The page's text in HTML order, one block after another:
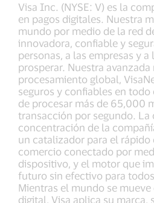
Visa Inc. (NYSE: V) es la
en pagos digitales. Nuestra
mundo por medio de la red
innovadora, confiable y
personas, a las empresas y
prosperar. Nuestra avanzada
procesamiento global,
seguros y confiables en todo
de procesar más de 65,000
transacción por segundo. La
concentración de la
un catalizador para el
comercio conectado por
dispositivo, y el motor que
futuro sin efectivo para
Mientras el mundo se
digital, Visa aplica su marca,